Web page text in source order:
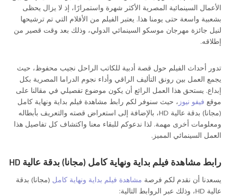
الأعمال السينمائية المصرية الأكثر شهرة واستمرارًا، إذ لا يزال يحظى
بشعبية واسعة حتى يومنا هذا. يعتبر الفيلم من الأفلام التي تم ترشيحها
لنيل جائزة مهرجان موسكو السينمائي الدولي، وذلك بعد وقت قصير من
إطلاقه.
تدور أحداث الفيلم حول قصة أدبية للكاتب الراحل نجيب محفوظ، حيث
يجمع العمل بين رونق التأليف الراقي وأداء نجوم الدراما المصرية بكل
إبداع. يستحق هذا العمل الرائع أن يكون موضوع تفصيلي في مقالنا على
موقع فيفو نيوز ، حيث سنوفر لكم رابط مشاهدة فيلم بداية ونهاية كامل
(مجانا) بدقة عالية HD، بالإضافة إلى استعراض قصته والتعريف بأبطاله
ومعلومات أخرى مهمة. لذا ندعوكم للبقاء معنا واكتشاف كل تفاصيل هذا
العمل السينمائي المميز.
رابط مشاهدة فيلم بداية ونهاية كامل (مجانا) بدقة عالية HD
يسعدنا أن نقدم لكم فرصة مشاهدة فيلم بداية ونهاية كامل (مجانا) بدقة
عالية HD، وذلك عبر الروابط التالية: